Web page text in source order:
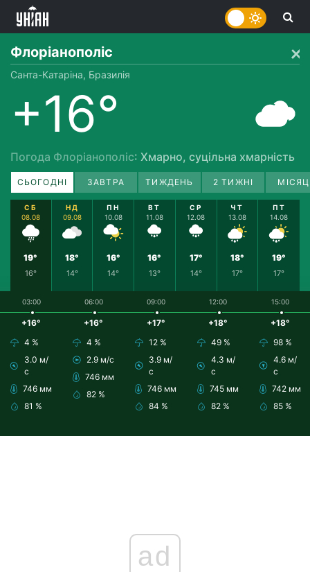
Флоріанополіс
Санта-Катаріна, Бразилія
+16°
Погода Флоріанополіс: Хмарно, суцільна хмарність
СЬОГОДНІ ЗАВТРА ТИЖДЕНЬ 2 ТИЖНІ
СБ
08.08
19°
16°
НД
09.08
18°
14°
ПН
10.08
16°
14°
ВТ
11.08
16°
13°
СР
12.08
17°
14°
ЧТ
13.08
18°
17°
ПТ
14.08
19°
17°
03:00
+16°
4 %
3.0 м/
с
746 мм
81 %
06:00
+16°
4 %
2.9 м/с
746 мм
82 %
09:00
+17°
12 %
3.9 м/
с
746 мм
84 %
12:00
+18°
49 %
4.3 м/
с
745 мм
82 %
15:00
+18°
98 %
4.6 м/
с
742 мм
85 %
ad